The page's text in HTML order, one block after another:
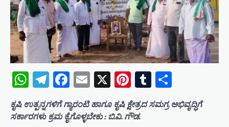
WhatsApp
Telegram
Facebook
Email
X Pinterest
Tumblr
ಕೃಷಿ ಉತ್ಪನ್ನಗಳಿಗೆ ಗ್ಯಾರಂಟಿ ಹಾಗೂ ಕೃಷಿ ಕ್ಷೇತ್ರದ ಸಮಗ್ರ ಅಭಿವೃದ್ಧಿಗೆ
ಸರ್ಕಾರಗಳು ಕ್ರಮ ಕೈಗೊಳ್ಳಬೇಕು : ಬಿ.ವಿ. ಗೌಡ.